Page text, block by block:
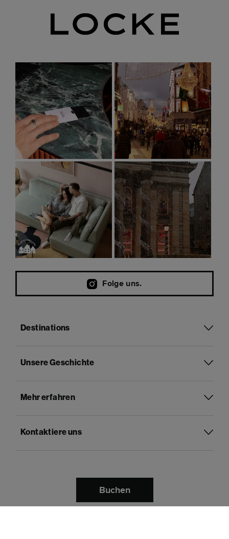
Folge uns.
Destinations
Unsere Geschichte
Mehr erfahren
Kontaktiere uns
Sprache:Deutsch
Buchen